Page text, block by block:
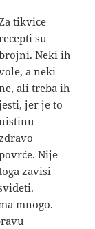
tikvice
su
Neki ih
a neki
ali treba ih
jer je to
Nije
zavisi
mnogo.